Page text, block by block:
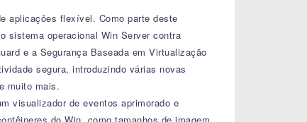
aplicações flexível. Como parte deste
sistema operacional Win Server contra
e a Segurança Baseada em Virtualização
segura, introduzindo várias novas
muito mais.
visualizador de eventos aprimorado e